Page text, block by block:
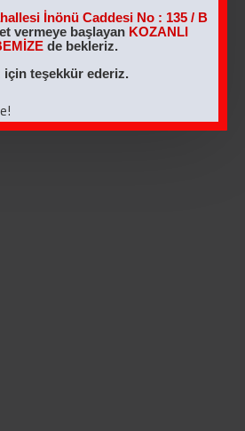
İnönü Caddesi No : 135 / B
vermeye başlayan KOZANLI
de bekleriz.
için teşekkür ederiz.